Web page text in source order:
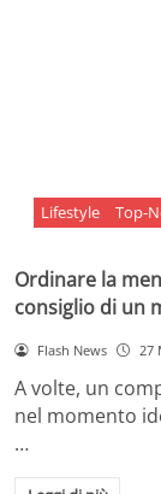
Lifestyle Top-
Ordinare la
consiglio di un
Flash News 27
A volte, un
nel momento
…